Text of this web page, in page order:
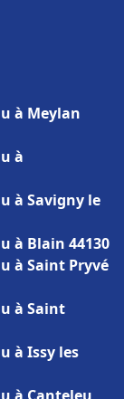
à Meylan
à
à Savigny le
à Blain 44130
à Saint Pryvé
à Saint
à Issy les